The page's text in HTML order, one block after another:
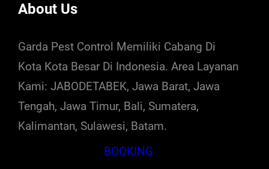
About Us
Garda Pest Control Memiliki Cabang Di
Kota Kota Besar Di Indonesia. Area Layanan
Kami: JABODETABEK, Jawa Barat, Jawa
Tengah, Jawa Timur, Bali, Sumatera,
Kalimantan, Sulawesi, Batam.
BOOKING